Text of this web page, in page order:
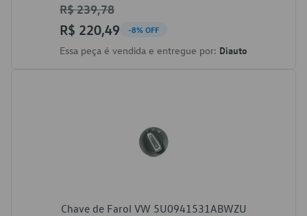
R$ 239,78
R$ 220,49 -8% OFF
Essa peça é vendida e entregue por: Diauto
Chave de Farol VW 5U0941531ABWZU